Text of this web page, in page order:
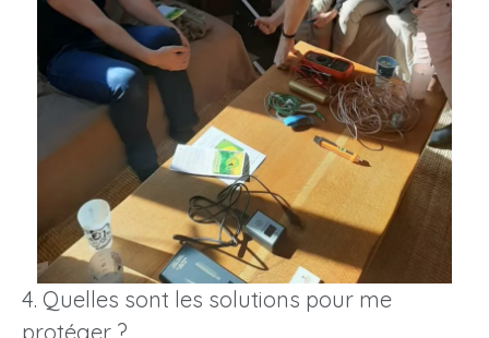
4. Quelles sont les solutions pour me
protéger ?